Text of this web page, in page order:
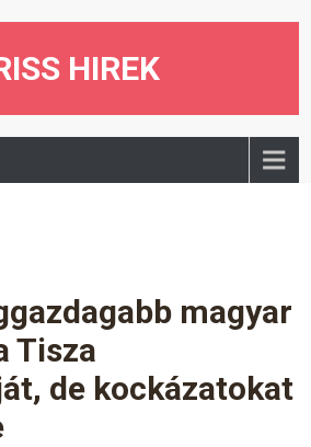
HIREK
magyar
Tisza
de kockázatokat